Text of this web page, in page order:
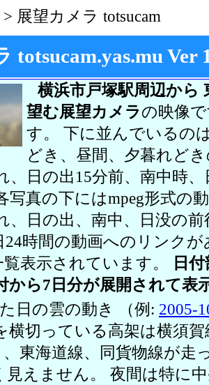
> 展望カメラ totsucam
totsucam.yas.mu Ver
横浜市戸塚駅周辺から
望む展望カメラの映像
す。 下に並んでいるの
どき、昼間、夕暮れど
、日の出15分前、南中時
写真の下にはmpeg形式の
、日の出、南中、日没の
24時間の動画へのリンク
表示されています。
日
から7日分が展開されて表
日の雲の動き （例: 2005-
横切っている高架は横須
東海道線、同貨物線が走
えません。 夜間は特に